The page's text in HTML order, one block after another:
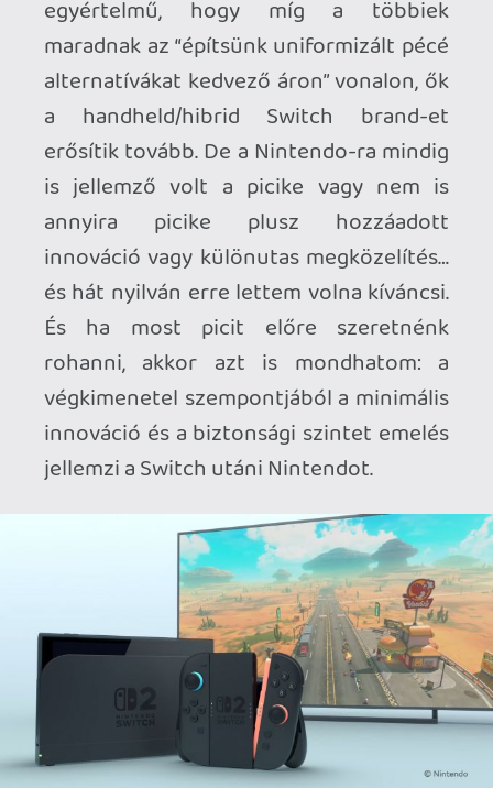
majd boldogan bontogattam a
szerencsére tűzőgéppel nem
masinámat. Az első
benyomás, hogy “hű de nagy”. Valóban: ha
csak annyi vágyad volt, hogy megkapd a
Switch XL-t, már célba is értél - ezzel a
jóindulattal sem fogod zsebkonzolnak
becézni. Vizsgálgatva az
anyaghasználatot, az egésznek sokkal
“prémiumabb” (létezik ilyen szó?) érzete
van, főleg miután visszapillantok a 8 éve
hűséges Switch alapmodellemre, ami az
új gép mellett kici-occó-műanyag hatást
kelt. A JoyCon-ok gyönyörűen, mágneses
segítséggel pattannak a gép két oldalára,
nem lafognak, nem lötyögnek. Az analóg
karok picit lágyabbak talán a
szerint jobban működik ez, mint ha
feszesebbek lennének. A gombok talán
picit keményebbek, továbbra sem
kattognak hangosan alattuk
mikrokapcsolók, jól van ez így. A dokkoló
hátoldalánál éreztem egyedül, hogy
spóroltak az anyaghasználattal, cserébe
végre kaptunk UTP csatlakozót. Meg
remek minőségű kábeleket, ami a
mostani mobileszközök után